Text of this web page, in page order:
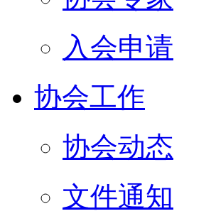
入会申请
协会工作
协会动态
文件通知